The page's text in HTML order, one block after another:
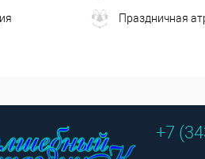
Праздничная
+7